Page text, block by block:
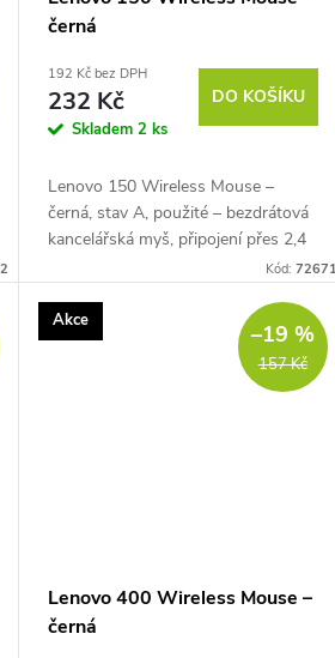
černá
192 Kč bez DPH
232 Kč
Skladem2 ks
DO KOŠÍKU
Lenovo 150 Wireless Mouse –
černá, stav A, použité – bezdrátová
kancelářská myš, připojení přes 2,4
GHz USB-A přijímač, optický LED
tlačítka,...
Kód: 72671
Akce
157 Kč
–19 %
Lenovo 400 Wireless Mouse –
černá